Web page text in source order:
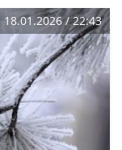
18.01.2026 / 22:43